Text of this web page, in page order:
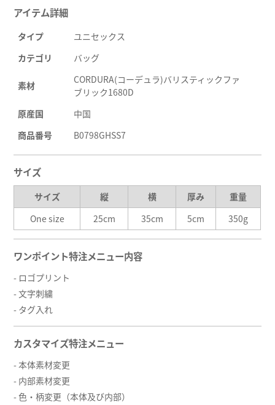
アイテム詳細
タイプ
ユニセックス
カテゴリ
バッグ
素材
CORDURA(コーデュラ)バリスティックファ
ブリック1680D
原産国
中国
商品番号
B0798GHSS7
サイズ
サイズ 縦 横 厚み
重量
One size
25cm 35cm 5cm 350g
ワンポイント特注メニュー内容
- ロゴプリント
- 文字刺繍
- タグ入れ
カスタマイズ特注メニュー
- 本体素材変更
- 内部素材変更
- 色・柄変更（本体及び内部）